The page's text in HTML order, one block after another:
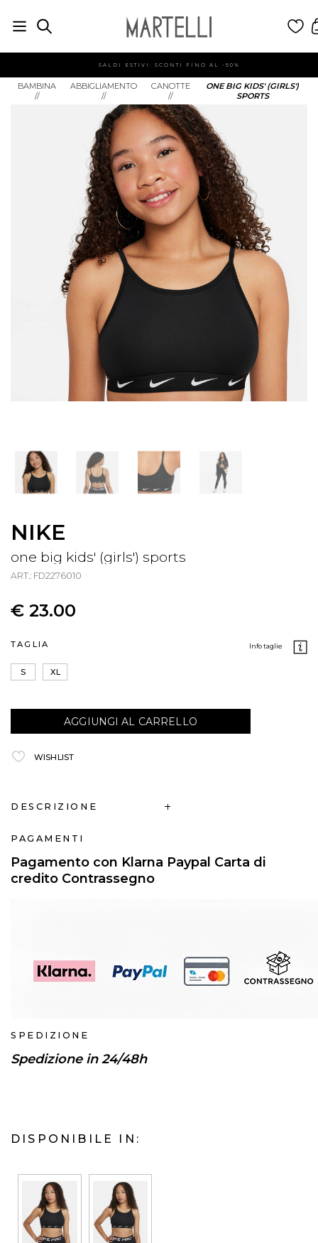
SALDI ESTIVI: SCONTI FINO AL -60%
BAMBINA
//
ABBIGLIAMENTO
//
CANOTTE
//
ONE BIG KIDS' (GIRLS')
SPORTS
NIKE
one big kids' (girls') sports
ART.: FD2276010
€ 23.00
TAGLIA info taglie
S XL
AGGIUNGI AL CARRELLO
WISHLIST
DESCRIZIONE
PAGAMENTI
Pagamento con Klarna Paypal Carta di
credito Contrassegno
SPEDIZIONE
Spedizione in 24/48h
DISPONIBILE IN: